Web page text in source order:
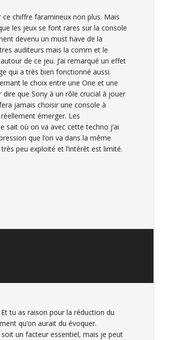
chiffre faramineux non plus. Mais
les jeux se font rares sur la console
devenu un must have de la
auditeurs mais la comm et le
de ce jeu. J’ai remarqué un effet
qui a très bien fonctionné aussi.
le choix entre une One et une
dire que Sony à un rôle crucial à jouer
jamais choisir une console à
émerger. Les
sait où on va avec cette techno j’ai
que l’on va dans la même
peu exploité et l’intérêt est limité.
tu as raison pour la réduction du
qu’on aurait du évoquer.
un facteur essentiel, mais je peut